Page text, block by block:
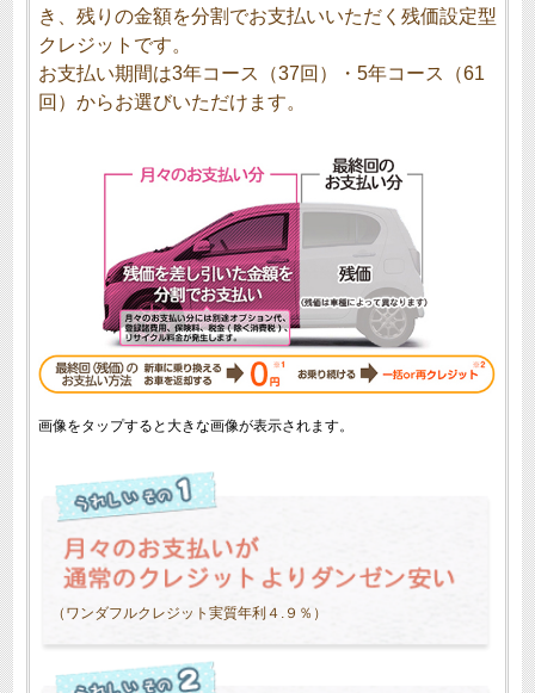
き、残りの金額を分割でお支払いいただく残価設定型
クレジットです。
お支払い期間は3年コース（37回）・5年コース（61
回）からお選びいただけます。
画像をタップすると大きな画像が表示されます。
（ワンダフルクレジット実質年利４.９％）